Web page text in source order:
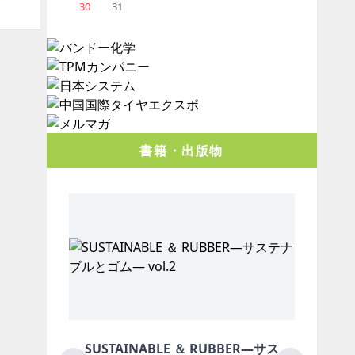
30
31
書籍・出版物
＆ RUBBER―サス